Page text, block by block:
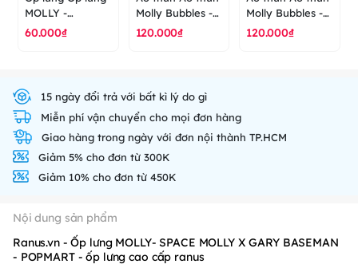
MOLLY -
Carousel -
60.000₫
Molly Bubbles -
The Powerpuff
120.000₫
Molly Bubbles -
The Powerpuff
120.000₫
15 ngày đổi trả với bất kì lý do gì
Miễn phí vận chuyển cho mọi đơn hàng
Giao hàng trong ngày với đơn nội thành TP.HCM
Giảm 5% cho đơn từ 300K
Giảm 10% cho đơn từ 450K
Nội dung sản phẩm
Ranus.vn - Ốp lưng MOLLY- SPACE MOLLY X GARY BASEMAN
- POPMART - ốp lưng cao cấp ranus